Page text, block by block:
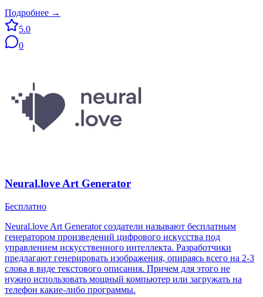
Подробнее →
5.0
0
Neural.love Art Generator
Бесплатно
Neural.love Art Generator создатели называют бесплатным
генератором произведений цифрового искусства под
управлением искусственного интеллекта. Разработчики
предлагают генерировать изображения, опираясь всего на 2-3
слова в виде текстового описания. Причем для этого не
нужно использовать мощный компьютер или загружать на
телефон какие-либо программы.